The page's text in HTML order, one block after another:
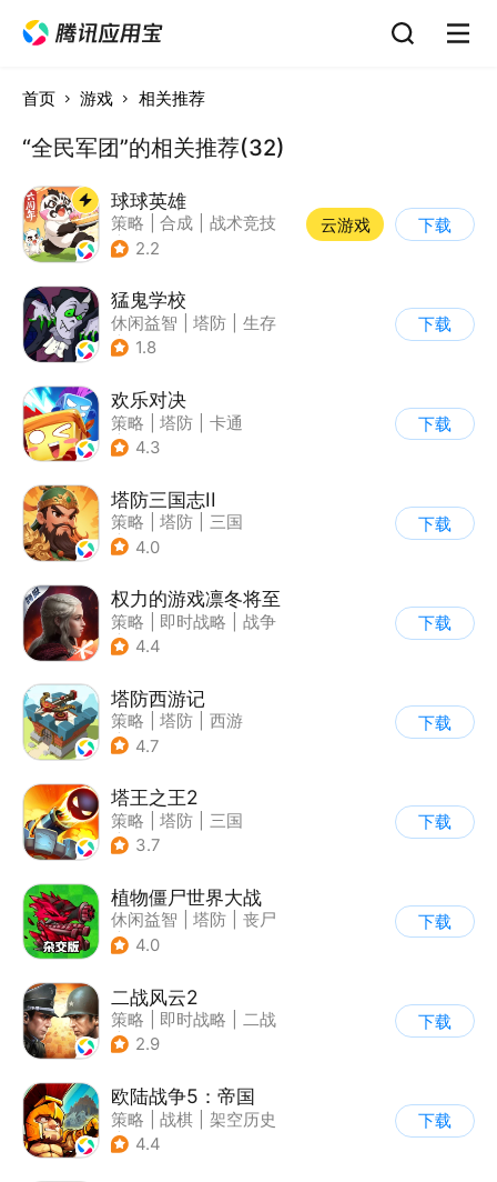
首页 游戏 相关推荐
“全民军团”的相关推荐(32)
球球英雄
策略 合成
战术竞技
| 创酷
2.2
云游戏 下载
猛鬼学校
休闲益智 塔防
生存
| 暗黑
1.8
下载
欢乐对决
策略 塔防
卡通
| 卡牌
4.3
下载
塔防三国志II
策略 塔防
三国
| 卡通
4.0
下载
权力的游戏凛冬将至
策略 即时战略
战争
| 权利的游戏
4.4
下载
塔防西游记
策略 塔防
西游
| 萌系
4.7
下载
塔王之王2
策略 塔防
三国
| 中国风
3.7
下载
植物僵尸世界大战
休闲益智 塔防
丧尸
| 卡通
4.0
下载
二战风云2
策略 即时战略
二战
| 写实
2.9
下载
欧陆战争5：帝国
策略 战棋
架空历史
| 欧陆战争
4.4
下载